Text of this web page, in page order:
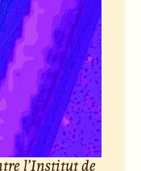
l’Institut de